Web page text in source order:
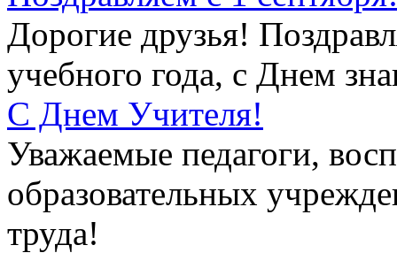
Дорогие друзья!
учебного года, с Днем
С Днем Учителя!
Уважаемые педагоги,
образовательных
труда!